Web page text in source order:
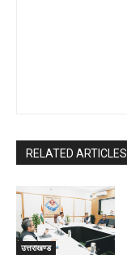
RELATED ARTICLES
उत्तराखण्ड